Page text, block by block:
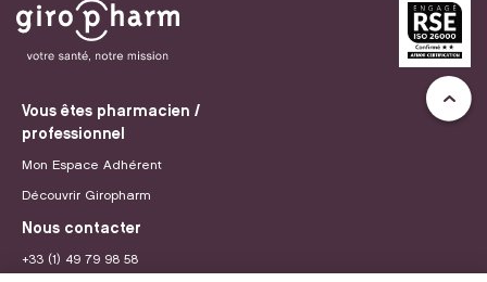
Vous êtes pharmacien /
professionnel
Mon Espace Adhérent
Découvrir Giropharm
Nous contacter
+33 (1) 49 79 98 58